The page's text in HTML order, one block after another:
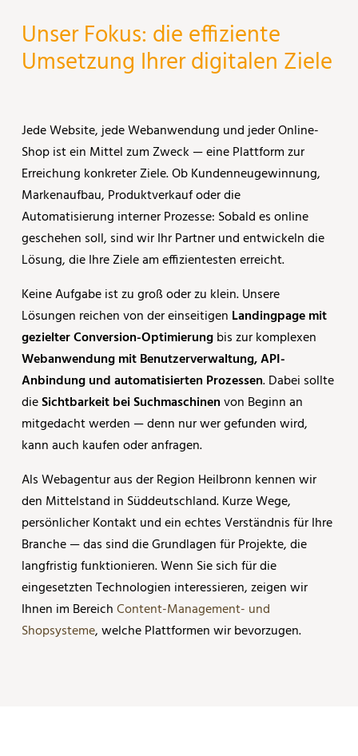
Unser Fokus: die effiziente
Umsetzung Ihrer digitalen Ziele
Jede Website, jede Webanwendung und jeder Online-
Shop ist ein Mittel zum Zweck — eine Plattform zur
Erreichung konkreter Ziele. Ob Kundenneugewinnung,
Markenaufbau, Produktverkauf oder die
Automatisierung interner Prozesse: Sobald es online
geschehen soll, sind wir Ihr Partner und entwickeln die
Lösung, die Ihre Ziele am effizientesten erreicht.
Keine Aufgabe ist zu groß oder zu klein. Unsere
Lösungen reichen von der einseitigen Landingpage mit
gezielter Conversion-Optimierungbis zur komplexen
Webanwendung mit Benutzerverwaltung, API-
Anbindung und automatisierten Prozessen. Dabei sollte
dieSichtbarkeit bei Suchmaschinenvon Beginn an
mitgedacht werden — denn nur wer gefunden wird,
kann auch kaufen oder anfragen.
Als Webagentur aus der Region Heilbronn kennen wir
den Mittelstand in Süddeutschland. Kurze Wege,
persönlicher Kontakt und ein echtes Verständnis für Ihre
Branche — das sind die Grundlagen für Projekte, die
langfristig funktionieren. Wenn Sie sich für die
eingesetzten Technologien interessieren, zeigen wir
Ihnen im BereichContent-Management- und
Shopsysteme, welche Plattformen wir bevorzugen.